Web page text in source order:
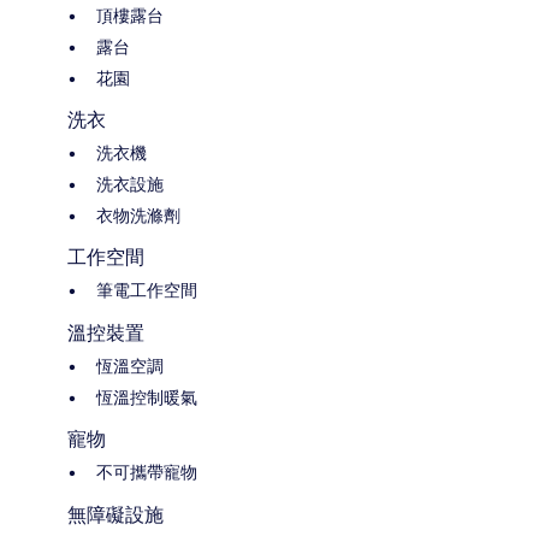
頂樓露台
露台
花園
洗衣
洗衣機
洗衣設施
衣物洗滌劑
工作空間
筆電工作空間
溫控裝置
恆溫空調
恆溫控制暖氣
寵物
不可攜帶寵物
無障礙設施